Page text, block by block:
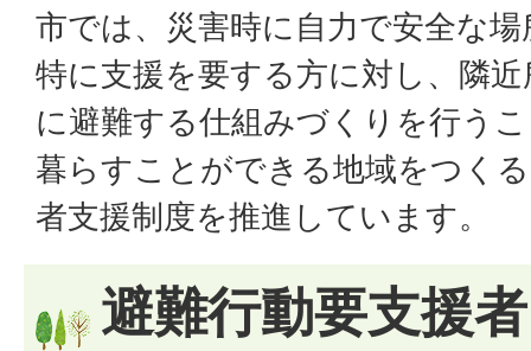
市では、災害時に自力で安全な
特に支援を要する方に対し、隣
に避難する仕組みづくりを行う
暮らすことができる地域をつく
者支援制度を推進しています。
避難行動要支援